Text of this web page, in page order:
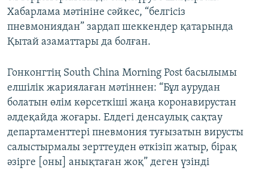
Хабарлама мәтініне сәйкес, “белгісіз
пневмониядан” зардап шеккендер қатарында
Қытай азаматтары да болған.
Гонконгтің South China Morning Post басылымы
елшілік жариялаған мәтіннен: “Бұл аурудан
болатын өлім көрсеткіші жаңа коронавирустан
әлдеқайда жоғары. Елдегі денсаулық сақтау
департаменттері пневмония туғызатын вирусты
салыстырмалы зерттеуден өткізіп жатыр, бірақ
әзірге [оны] анықтаған жоқ” деген үзінді